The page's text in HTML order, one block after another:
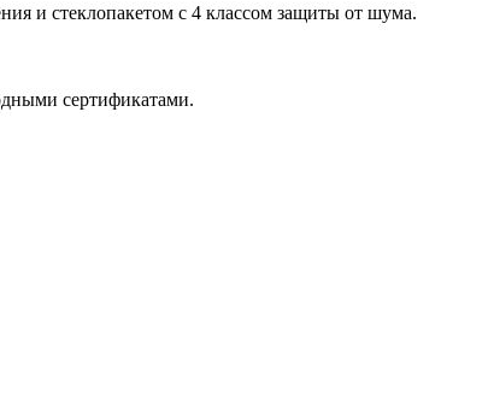
и стеклопакетом с 4 классом защиты от шума.
сертификатами.